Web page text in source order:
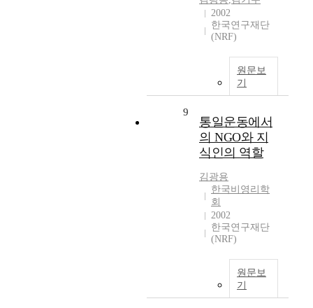
2002
한국연구재단
(NRF)
원문보
기
9
통일운동에서
의 NGO와 지
식인의 역할
김광용
한국비영리학
회
2002
한국연구재단
(NRF)
원문보
기